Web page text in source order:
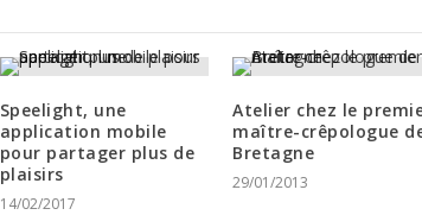
Speelight, une
application mobile
pour partager plus de
plaisirs
14/02/2017
Atelier chez le
maître-crêpologue
Bretagne
29/01/2013